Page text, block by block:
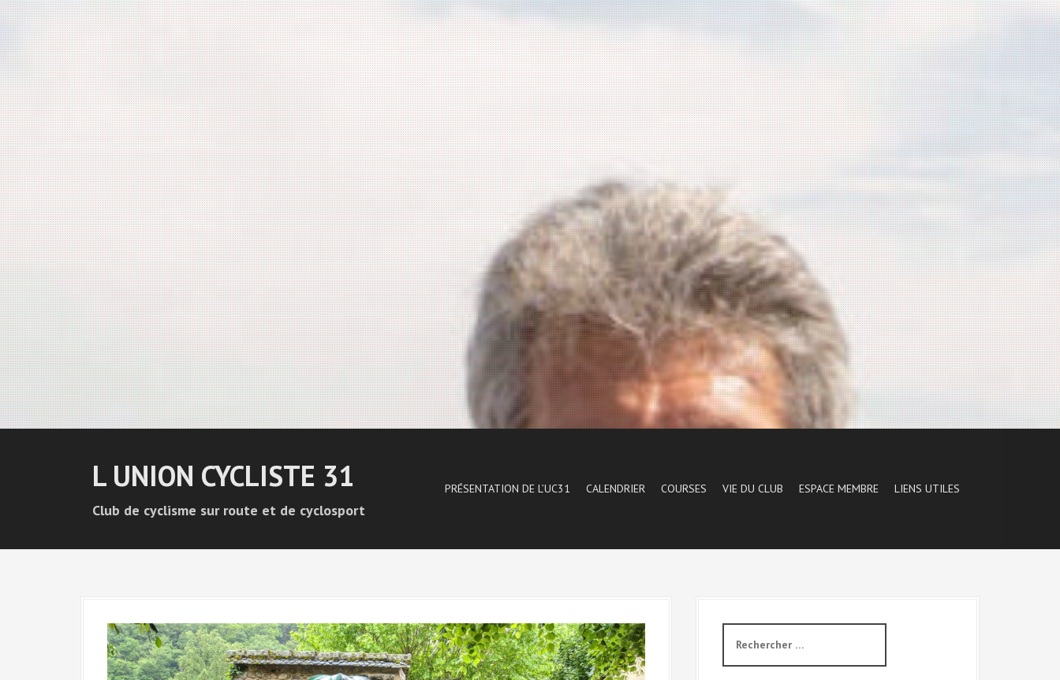
L UNION CYCLISTE 31
Club de cyclisme sur route et de cyclosport
PRÉSENTATION DE L’UC31 CALENDRIER COURSES VIE DU CLUB ESPACE MEMBRE LIENS UTILES
c